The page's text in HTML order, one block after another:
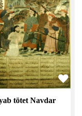
tötet Navdar